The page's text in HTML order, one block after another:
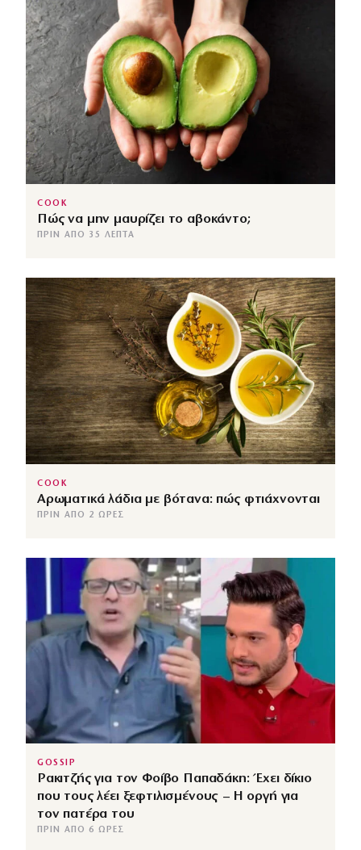
COOK
Πώς να μην μαυρίζει το αβοκάντο;
ΠΡΙΝ ΑΠΌ 35 ΛΕΠΤΆ
COOK
Αρωματικά λάδια με βότανα: πώς φτιάχνονται
ΠΡΙΝ ΑΠΌ 2 ΏΡΕΣ
GOSSIP
Ρακιτζής για τον Φοίβο Παπαδάκη: Έχει δίκιο
που τους λέει ξεφτιλισμένους – Η οργή για
τον πατέρα του
ΠΡΙΝ ΑΠΌ 6 ΏΡΕΣ